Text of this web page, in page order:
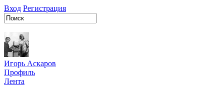
Вход Регистрация
Игорь Аскаров
Профиль
Лента